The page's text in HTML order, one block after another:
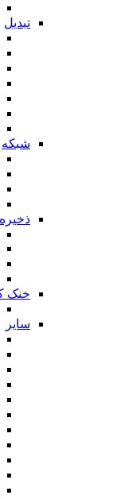
تبدیل
شبکه
خنک
سایر